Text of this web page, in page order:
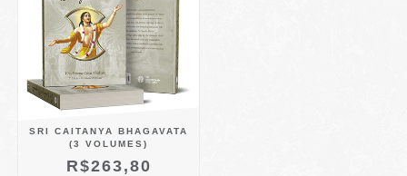
SRI CAITANYA BHAGAVATA
(3 VOLUMES)
R$263,80